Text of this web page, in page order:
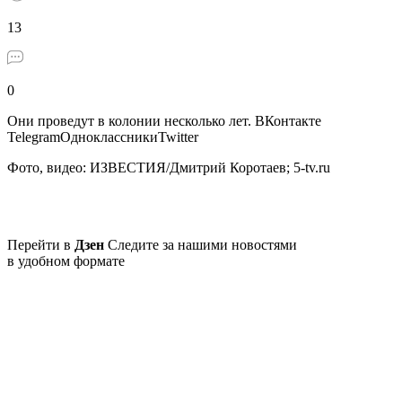
13
0
Они проведут в колонии несколько лет. ВКонтакте
TelegramОдноклассникиTwitter
Фото, видео: ИЗВЕСТИЯ/Дмитрий Коротаев; 5-tv.ru
Перейти в Дзен Следите за нашими новостями
в удобном формате